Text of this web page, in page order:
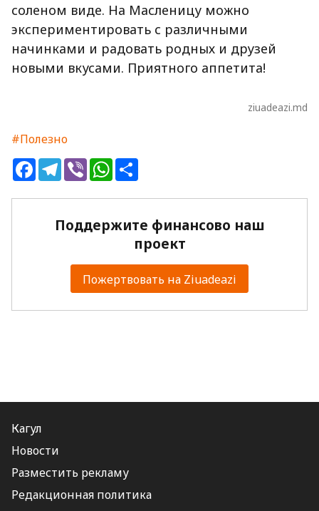
соленом виде. На Масленицу можно
экспериментировать с различными
начинками и радовать родных и друзей
новыми вкусами. Приятного аппетита!
ziuadeazi.md
#Полезно
FacebookTelegram
ViberWhatsApp
Поддержите финансово наш
проект
Пожертвовать на Ziuadeazi
Кагул
Новости
Разместить рекламу
Редакционная политика